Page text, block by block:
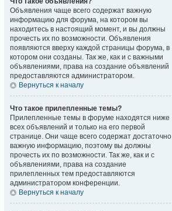
Объявления чаще всего содержат важную
информацию для форума, на котором вы
находитесь в настоящий момент, и вы должны
прочесть их по возможности. Объявления
появляются вверху каждой страницы форума, в
котором они созданы. Так же, как и с важными
объявлениями, права на создание объявлений
предоставляются администратором.
Вернуться к началу
Что такое прилепленные темы?
Прилепленные темы в форуме находятся ниже
всех объявлений и только на его первой
странице. Они чаще всего содержат достаточно
важную информацию, поэтому вы должны
прочесть их по возможности. Так же, как и с
объявлениями, права на создание
прилепленных тем предоставляются
администратором конференции.
Вернуться к началу